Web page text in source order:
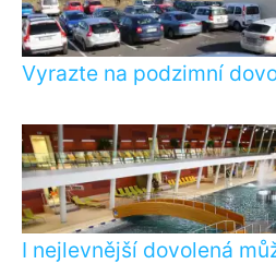
Vyrazte na podzimní
I nejlevnější dovolená